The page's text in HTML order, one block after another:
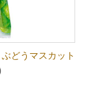
どうマスカット